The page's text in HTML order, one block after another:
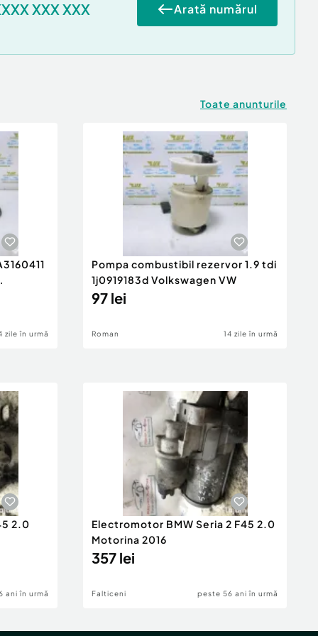
XXX XXX Arată numărul
Toate anunturile
zile în urmă
Pompa combustibil rezervor 1.9 tdi
1j0919183d Volkswagen VW
97 lei
Roman 14 zile în urmă
2.0
ani în urmă
Electromotor BMW Seria 2 F45 2.0
Motorina 2016
357 lei
Falticeni peste 56 ani în urmă